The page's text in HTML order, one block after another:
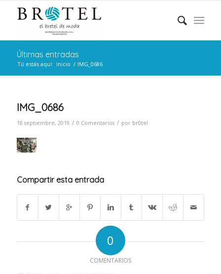
Últimas entradas
Tú estás aquí: Inicio / IMG_0686
IMG_0686
18 septiembre, 2019 / 0 Comentarios / por br0tel
Compartir esta entrada
0
COMENTARIOS